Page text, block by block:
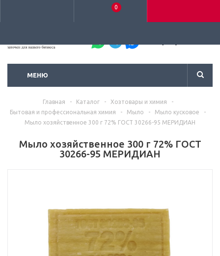
0
МЕНЮ
Главная - Каталог - Хозтовары и химия
-
Бытовая и профессиональная химия
- Мыло - Мыло кусковое
-
Мыло хозяйственное 300 г 72% ГОСТ 30266-95 МЕРИДИАН
Мыло хозяйственное 300 г 72% ГОСТ
30266-95 МЕРИДИАН